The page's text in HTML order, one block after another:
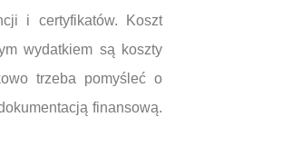
i certyfikatów. Koszt
wydatkiem są koszty
trzeba pomyśleć o
finansową.